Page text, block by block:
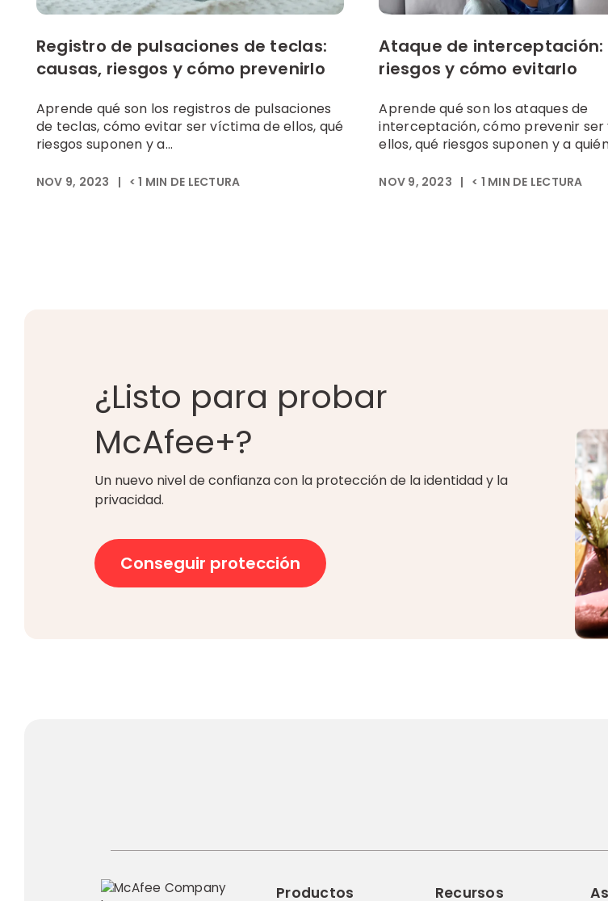
Registro de pulsaciones de teclas:
causas, riesgos y cómo prevenirlo
Aprende qué son los registros de pulsaciones
de teclas, cómo evitar ser víctima de ellos, qué
riesgos suponen y a...
NOV 9, 2023 | < 1 MIN DE LECTURA
Ataque de interceptación:
riesgos y cómo evitarlo
Aprende qué son los ataques de
interceptación, cómo prevenir
ellos, qué riesgos suponen y a
NOV 9, 2023 | < 1 MIN DE LECTURA
¿Listo para probar
McAfee+?
Un nuevo nivel de confianza con la protección de la identidad y la
privacidad.
Conseguir protección
Productos Recursos